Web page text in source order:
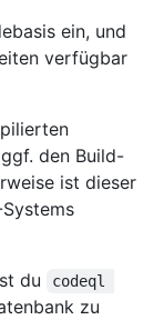
ein, und
verfügbar
den Build-
ist dieser
du
codeql
zu